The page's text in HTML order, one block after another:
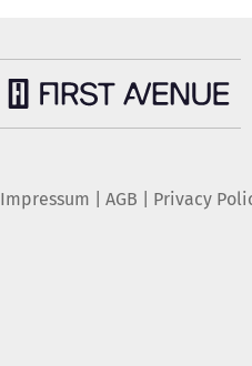
Impressum AGB Privacy